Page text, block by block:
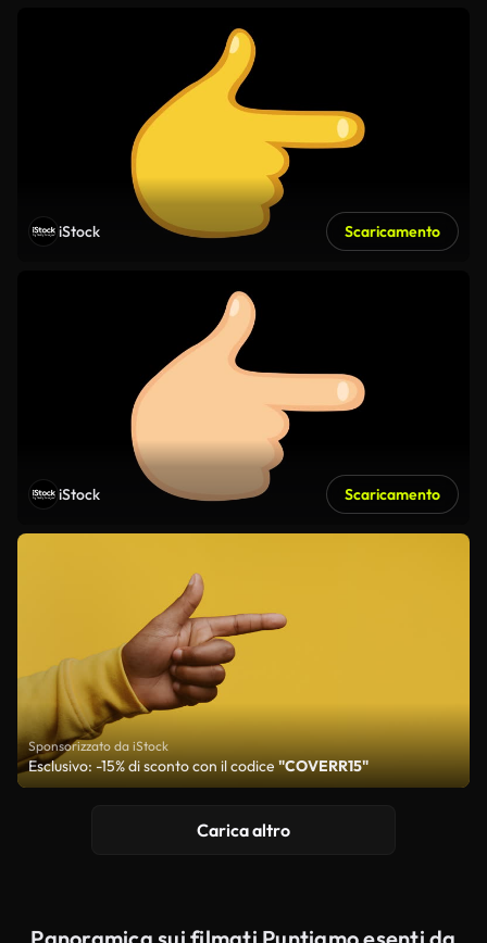
iStock Scaricamento
iStock Scaricamento
Sponsorizzato da iStock
Esclusivo: -15% di sconto con il codice"COVERR15"
Carica altro